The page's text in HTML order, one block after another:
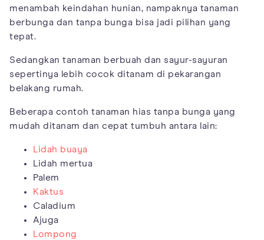
menambah keindahan hunian, nampaknya tanaman
berbunga dan tanpa bunga bisa jadi pilihan yang
tepat.
Sedangkan tanaman berbuah dan sayur-sayuran
sepertinya lebih cocok ditanam di pekarangan
belakang rumah.
Beberapa contoh tanaman hias tanpa bunga yang
mudah ditanam dan cepat tumbuh antara lain:
Lidah buaya
Lidah mertua
Palem
Kaktus
Caladium
Ajuga
Lompong